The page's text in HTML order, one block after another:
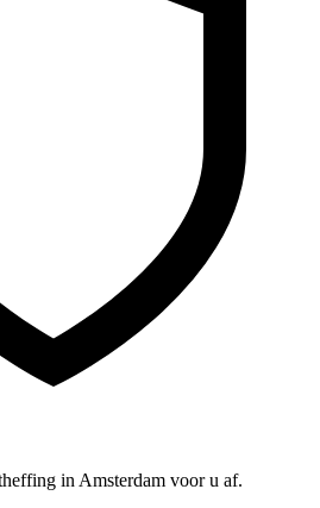
in Amsterdam voor u af.